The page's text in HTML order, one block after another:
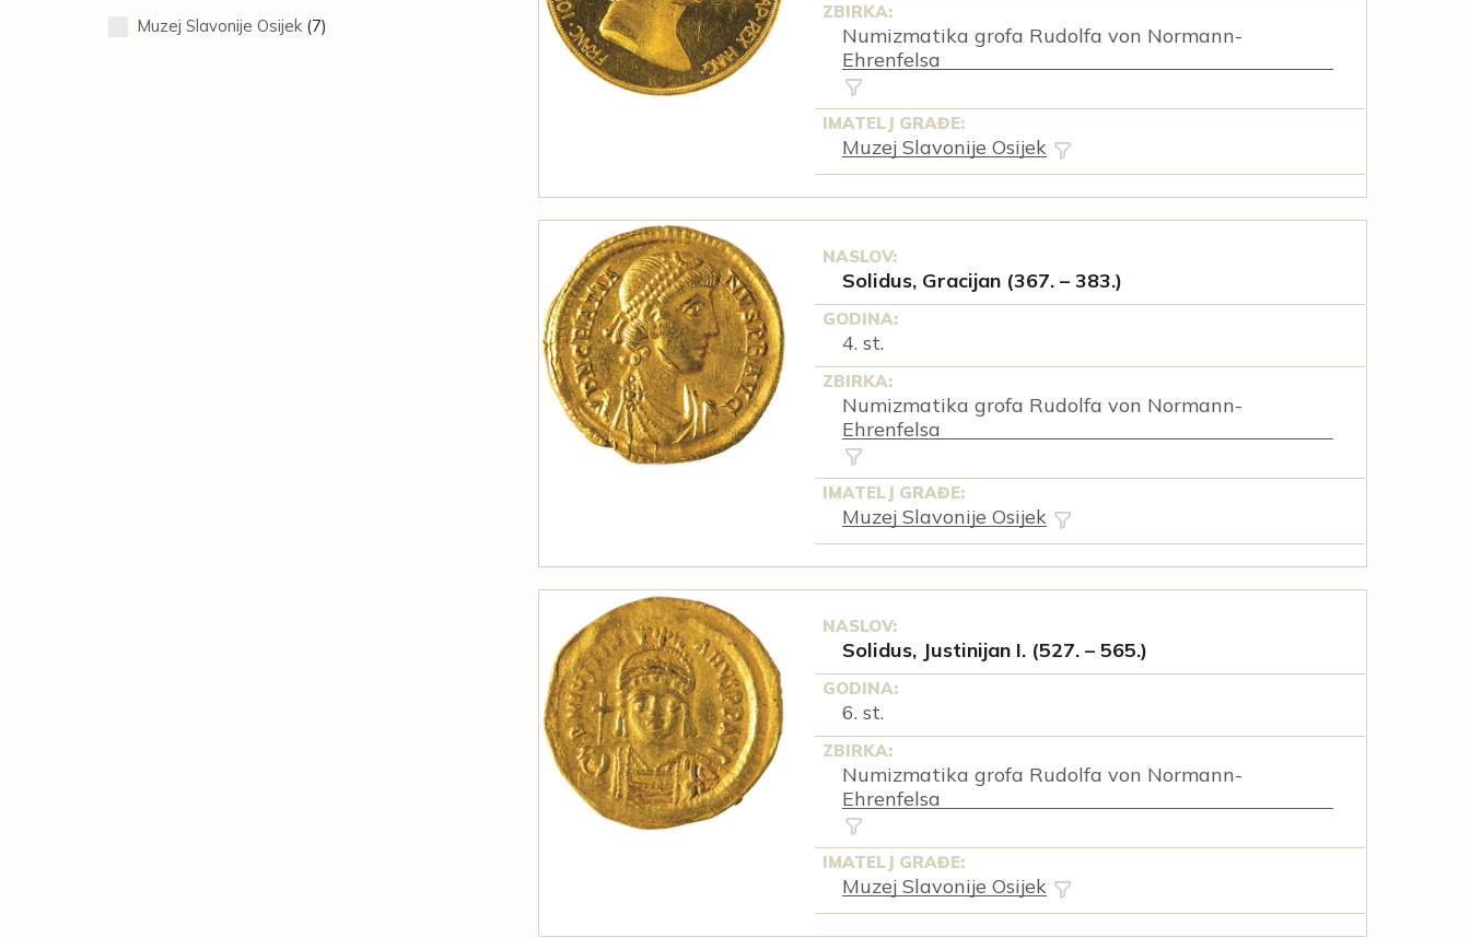
Muzej Slavonije Osijek(7)
ZBIRKA:
Numizmatika grofa Rudolfa von Normann-
Ehrenfelsa
IMATELJ GRAĐE:
Muzej Slavonije Osijek
NASLOV:
Solidus, Gracijan (367. – 383.)
GODINA:
4. st.
ZBIRKA:
Numizmatika grofa Rudolfa von Normann-
Ehrenfelsa
IMATELJ GRAĐE:
Muzej Slavonije Osijek
NASLOV:
Solidus, Justinijan I. (527. – 565.)
GODINA:
6. st.
ZBIRKA:
Numizmatika grofa Rudolfa von Normann-
Ehrenfelsa
IMATELJ GRAĐE:
Muzej Slavonije Osijek